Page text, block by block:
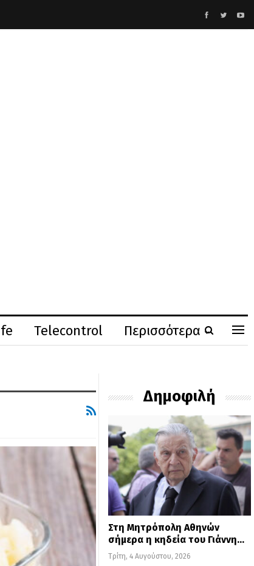
Telecontrol Περισσότερα
Δημοφιλή
Στη Μητρόπολη Αθηνών
σήμερα η κηδεία του Γιάννη…
Τρίτη, 4 Αυγούστου, 2026